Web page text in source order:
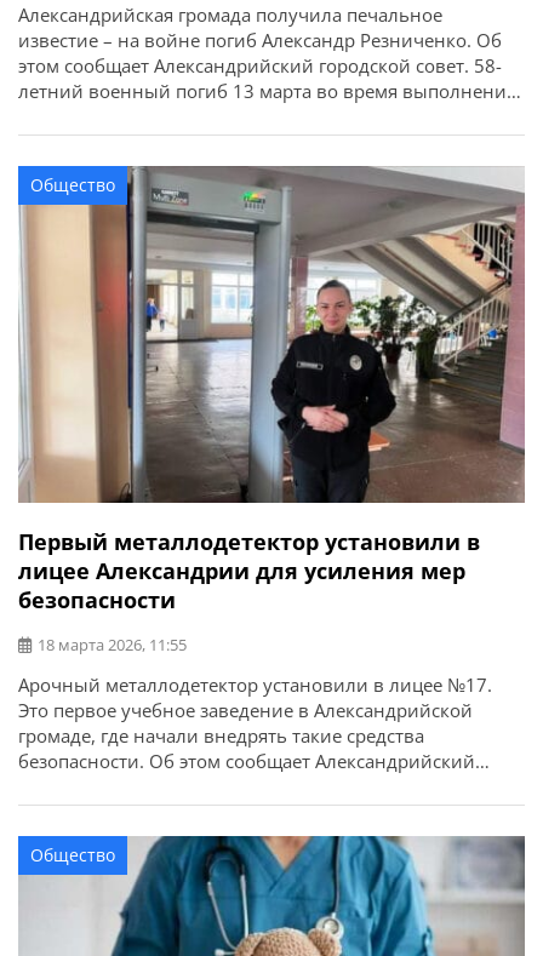
Александрийская громада получила печальное
известие – на войне погиб Александр Резниченко. Об
этом сообщает Александрийский городской совет. 58-
летний военный погиб 13 марта во время выполнения
области. Александр Ризниченко родился 10 августа
1967 года в городе Днепропетровске. С 1977 года
проживал в Александрии. Среднее образование
получил в школе №2. Продолжил […]
Общество
Первый металлодетектор установили в
лицее Александрии для усиления мер
безопасности
18 марта 2026, 11:55
Арочный металлодетектор установили в лицее №17.
Это первое учебное заведение в Александрийской
громаде, где начали внедрять такие средства
безопасности. Об этом сообщает Александрийский
выявления запрещенных предметов у учащихся,
работников и посетителей лицея. Проверку при входе
осуществляет офицер службы образовательной
безопасности. «Мы стремимся создать максимально
безопасные условия для обучения. Установка
металлодетектора […]
Общество